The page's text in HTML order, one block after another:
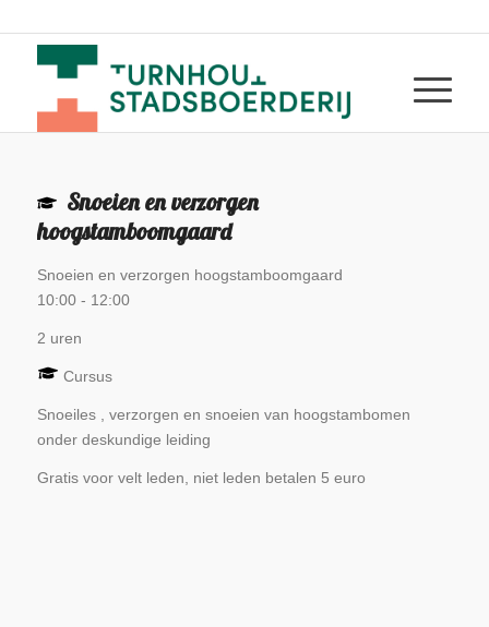
Snoeien en verzorgen
hoogstamboomgaard
Snoeien en verzorgen hoogstamboomgaard
10:00- 12:00
2 uren
Cursus
Snoeiles , verzorgen en snoeien van hoogstambomen
onder deskundige leiding
Gratis voor velt leden, niet leden betalen 5 euro